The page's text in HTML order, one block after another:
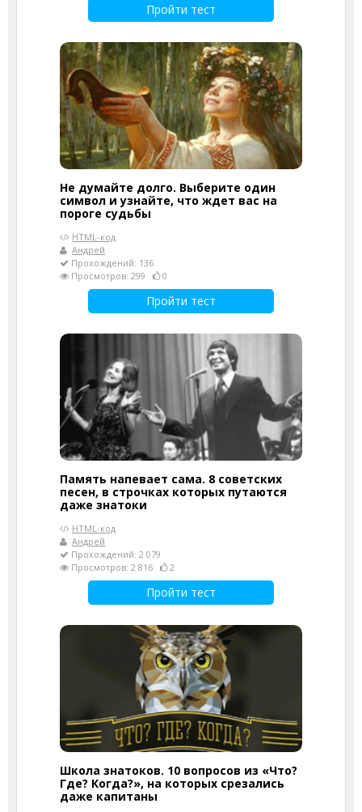
Пройти тест
Не думайте долго. Выберите один
символ и узнайте, что ждет вас на
пороге судьбы
HTML-код
Андрей
Прохождений: 136
Просмотров: 299
0
Пройти тест
Память напевает сама. 8 советских
песен, в строчках которых путаются
даже знатоки
HTML-код
Андрей
Прохождений: 2 079
Просмотров: 2 816
2
Пройти тест
Школа знатоков. 10 вопросов из «Что?
Где? Когда?», на которых срезались
даже капитаны